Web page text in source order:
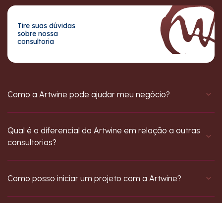
Tire suas dúvidas
sobre nossa
consultoria
Como a Artwine pode ajudar meu negócio?
Qual é o diferencial da Artwine em relação a outras
consultorias?
Como posso iniciar um projeto com a Artwine?